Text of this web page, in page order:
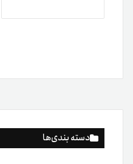
دسته بندی‌ها